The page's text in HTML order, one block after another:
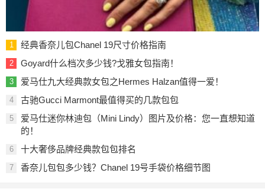
1 经典香奈儿包Chanel 19尺寸价格指南
2 Goyard什么档次多少钱?戈雅女包指南！
3 爱马仕九大经典款女包之Hermes Halzan值得一爱！
4 古驰Gucci Marmont最值得买的几款包包
5
爱马仕迷你林迪包（Mini Lindy）图片及价格：您一直想知道
的！
6 十大奢侈品牌经典款包包排名
7 香奈儿包包多少钱？Chanel 19号手袋价格细节图